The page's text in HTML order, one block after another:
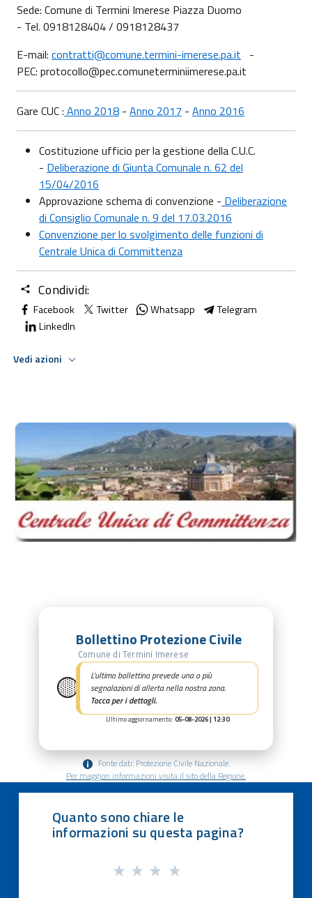
Sede: Comune di Termini Imerese Piazza Duomo
- Tel. 0918128404 / 0918128437
E-mail: contratti@comune.termini-imerese.pa.it -
PEC: protocollo@pec.comuneterminiimerese.pa.it
Gare CUC : Anno 2018 - Anno 2017 - Anno 2016
Costituzione ufficio per la gestione della C.U.C.
- Deliberazione di Giunta Comunale n. 62 del
15/04/2016
Approvazione schema di convenzione - Deliberazione
di Consiglio Comunale n. 9 del 17.03.2016
Convenzione per lo svolgimento delle funzioni di
Centrale Unica di Committenza
Condividi:
Facebook Twitter Whatsapp
Telegram
LinkedIn
Vedi azioni
🟡
Bollettino Protezione Civile
Comune di Termini Imerese
L’ultimo bollettino prevede una o più
segnalazioni di allerta nella nostra zona.
Tocca per i dettagli.
Ultimo aggiornamento: 05-08-2026 | 12:30
Fonte dati: Protezione Civile Nazionale.
Per maggiori informazioni visita il sito della Regione.
Quanto sono chiare le
informazioni su questa pagina?